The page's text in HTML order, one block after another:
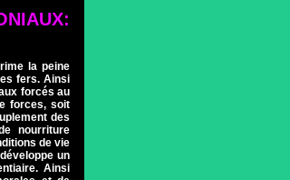
la peine
fers. Ainsi
forcés au
forces, soit
des
nourriture
de vie
un
Ainsi